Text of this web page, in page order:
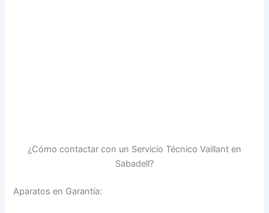
¿Cómo contactar con un Servicio Técnico Vaillant en
Sabadell?
Aparatos en Garantía: